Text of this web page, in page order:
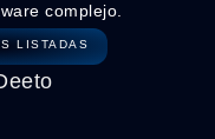
complejo.
LISTADAS